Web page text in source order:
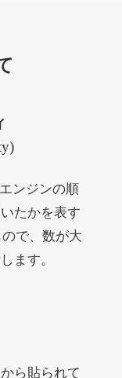
齢
ンジンの順
たかを表す
で、数が大
ます。
ら貼られて